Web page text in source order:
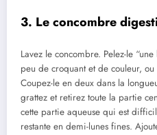
3. Le concombre
Lavez le concombre. Pelez-le
peu de croquant et de couleur,
Coupez-le en deux dans la
grattez et retirez toute la partie
cette partie aqueuse qui est
restante en demi-lunes fines.